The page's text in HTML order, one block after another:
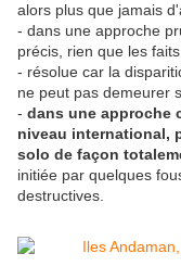
alors plus que jamais
- dans une approche
précis, rien que les
- résolue car la
ne peut pas demeurer
- dans une approche
niveau international,
solo de façon
initiée par quelques
destructives.